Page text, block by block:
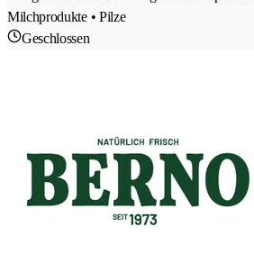
Milchprodukte • Pilze
Geschlossen